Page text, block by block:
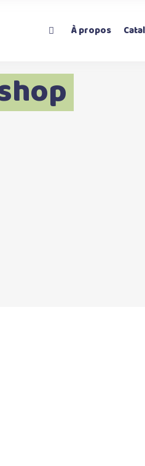
À propos